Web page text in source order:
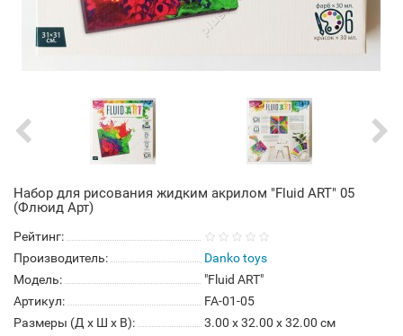
Набор для рисования жидким акрилом "Fluid ART" 05
(Флюид Арт)
Рейтинг:
Производитель:
Danko toys
Модель:
"Fluid ART"
Артикул:
FA-01-05
Размеры (Д x Ш x В):
3.00 x 32.00 x 32.00 см